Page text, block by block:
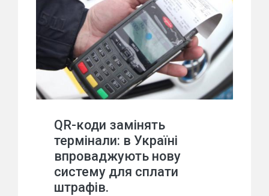
QR-коди замінять
термінали: в Україні
впроваджують нову
систему для сплати
штрафів.